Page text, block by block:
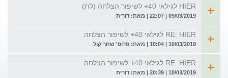
HIER לגילאי 40+ לשיפור הצלחה (לת)
09/03/2019 | 22:07 | מאת: דורית
RE: HIER לגילאי 40+ לשיפור הצלחה
10/03/2019 | 10:04 | מאת: פרופ' שחר קול
RE: HIER לגילאי 40+ לשיפור הצלחה
10/03/2019 | 20:39 | מאת: דורית